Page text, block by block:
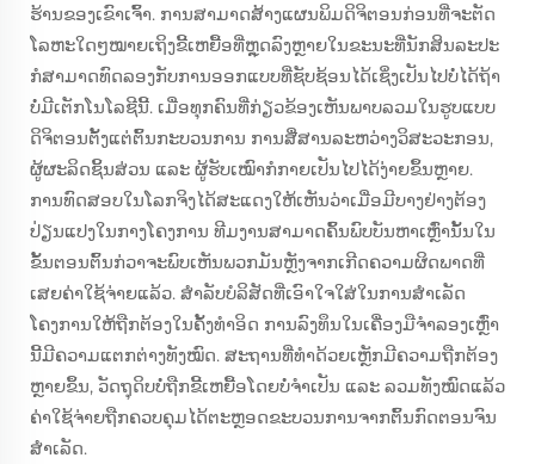
ຮ້ານຂອງເຂົາເຈົ້າ. ການສາມາດສ້າງແຜນພິມດິຈິຕອນກ່ອນທີ່ຈະຕັດ
ໂລຫະໃດໆໝາຍເຖິງຂີ້ເຫຍື້ອທີ່ຫຼຸດລົງຫຼາຍໃນຂະນະທີ່ນັກສິນລະປະ
ກໍສາມາດທົດລອງກັບການອອກແບບທີ່ຊັບຊ້ອນໄດ້ເຊິ່ງເປັນໄປບໍ່ໄດ້ຖ້າ
ບໍ່ມີເຕັກໂນໂລຊີນີ້. ເມື່ອທຸກຄົນທີ່ກ່ຽວຂ້ອງເຫັນພາບລວມໃນຮູບແບບ
ດິຈິຕອນຕັ້ງແຕ່ຕົ້ນກະບວນການ ການສື່ສານລະຫວ່າງວິສະວະກອນ,
ຜູ້ຜະລິດຊິ້ນສ່ວນ ແລະ ຜູ້ຮັບເໝົາກໍກາຍເປັນໄປໄດ້ງ່າຍຂຶ້ນຫຼາຍ.
ການທົດສອບໃນໂລກຈິງໄດ້ສະແດງໃຫ້ເຫັນວ່າເມື່ອມີບາງຢ່າງຕ້ອງ
ປ່ຽນແປງໃນກາງໂຄງການ ທີມງານສາມາດຄົ້ນພົບບັນຫາເຫຼົ່ານັ້ນໃນ
ຂັ້ນຕອນຕົ້ນກ່ວາຈະພົບເຫັນພວກມັນຫຼັງຈາກເກີດຄວາມຜິດພາດທີ່
ເສຍຄ່າໃຊ້ຈ່າຍແລ້ວ. ສຳລັບບໍລິສັດທີ່ເອົາໃຈໃສ່ໃນການສຳເລັດ
ໂຄງການໃຫ້ຖືກຕ້ອງໃນຄັ້ງທຳອິດ ການລົງທຶນໃນເຄື່ອງມືຈຳລອງເຫຼົ່າ
ນີ້ມີຄວາມແຕກຕ່າງທັງໝົດ. ສະຖານທີ່ທຳດ້ວຍເຫຼັກມີຄວາມຖືກຕ້ອງ
ຫຼາຍຂຶ້ນ, ວັດຖຸດິບບໍ່ຖືກຂີ້ເຫຍື້ອໂດຍບໍ່ຈຳເປັນ ແລະ ລວມທັງໝົດແລ້ວ
ຄ່າໃຊ້ຈ່າຍຖືກຄວບຄຸມໄດ້ຕະຫຼອດຂະບວນການຈາກຕົ້ນກົດຕອນຈົນ
ສຳເລັດ.